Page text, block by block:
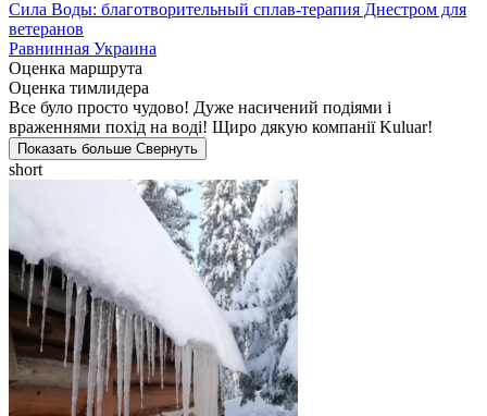
Сила Воды: благотворительный сплав-терапия Днестром для
ветеранов
Равнинная Украина
Оценка маршрута
Оценка тимлидера
Все було просто чудово! Дуже насичений подіями і
враженнями похід на воді! Щиро дякую компанії Kuluar!
Показать больше Свернуть
short